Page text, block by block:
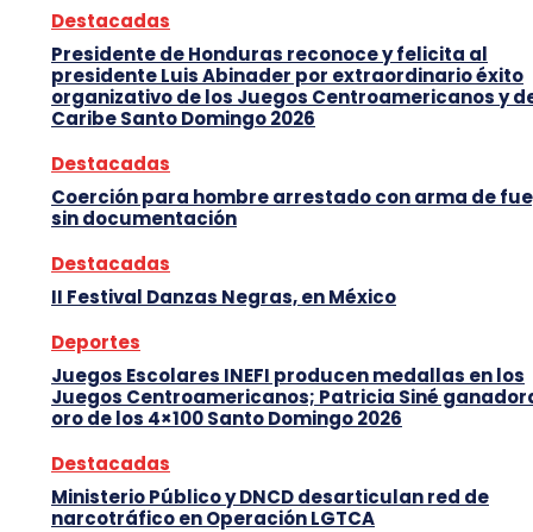
Destacadas
Presidente de Honduras reconoce y felicita al
presidente Luis Abinader por extraordinario éxito
organizativo de los Juegos Centroamericanos y
Caribe Santo Domingo 2026
Destacadas
Coerción para hombre arrestado con arma de
sin documentación
Destacadas
II Festival Danzas Negras, en México
Deportes
Juegos Escolares INEFI producen medallas en los
Juegos Centroamericanos; Patricia Siné
oro de los 4×100 Santo Domingo 2026
Destacadas
Ministerio Público y DNCD desarticulan red de
narcotráfico en Operación LGTCA